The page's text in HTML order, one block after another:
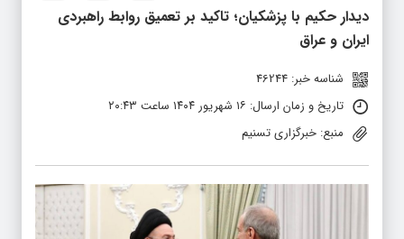
دیدار حکیم با پزشکیان؛ تاکید بر تعمیق روابط راهبردی
ایران و عراق
شناسه خبر: 46244
تاریخ و زمان ارسال: ۱۶ شهریور ۱۴۰۴ ساعت ۲۰:۴۳
منبع: خبرگزاری تسنیم